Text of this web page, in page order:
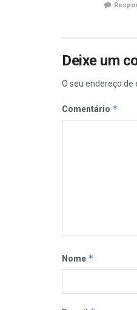
Deixe um
O seu endereço de
Comentário *
Nome *